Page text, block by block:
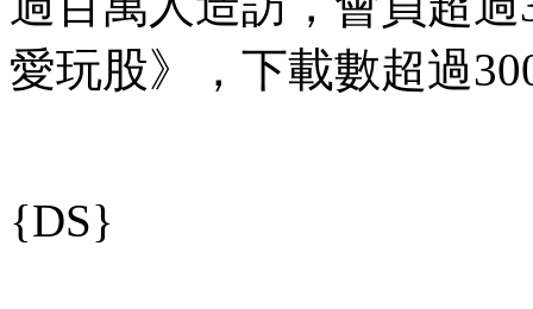
愛玩股》，下載數超過
{DS}